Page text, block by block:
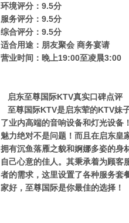
环境评分：9.5分
服务评分：9.5分
综合评分：9.5分
适合用途：朋友聚会 商务宴请
营业时间：晚上19:00至凌晨3:00
启东至尊国际KTV真实口碑点评
至尊国际KTV是启东荤的KTV妹
了业内高端的音响设备和灯光设备
魅力绝对不是问题！而且在启东皇
拥有沉鱼落雁之貌和婀娜多姿的身
自己心意的佳人。其秉承着为顾
者的需求，这里设置了各种服务套
家好，至尊国际是你最佳的选择！